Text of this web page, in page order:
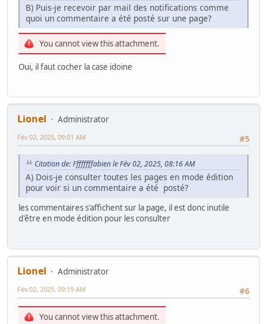
B) Puis-je recevoir par mail des notifications comme
quoi un commentaire a été posté sur une page?
You cannot view this attachment.
Oui, il faut cocher la case idoine
Lionel
Administrator
#5
Fév 02, 2025, 09:01 AM
Citation de: Ffffffffabien le Fév 02, 2025, 08:16 AM
A) Dois-je consulter toutes les pages en mode édition
pour voir si un commentaire a été posté?
les commentaires s'affichent sur la page, il est donc inutile
d'être en mode édition pour les consulter
Lionel
Administrator
#6
Fév 02, 2025, 09:19 AM
You cannot view this attachment.